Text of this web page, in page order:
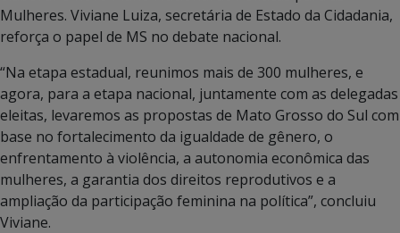
Mulheres. Viviane Luiza, secretária de Estado da Cidadania,
reforça o papel de MS no debate nacional.
“Na etapa estadual, reunimos mais de 300 mulheres, e
agora, para a etapa nacional, juntamente com as delegadas
eleitas, levaremos as propostas de Mato Grosso do Sul com
base no fortalecimento da igualdade de gênero, o
enfrentamento à violência, a autonomia econômica das
mulheres, a garantia dos direitos reprodutivos e a
ampliação da participação feminina na política”, concluiu
Viviane.